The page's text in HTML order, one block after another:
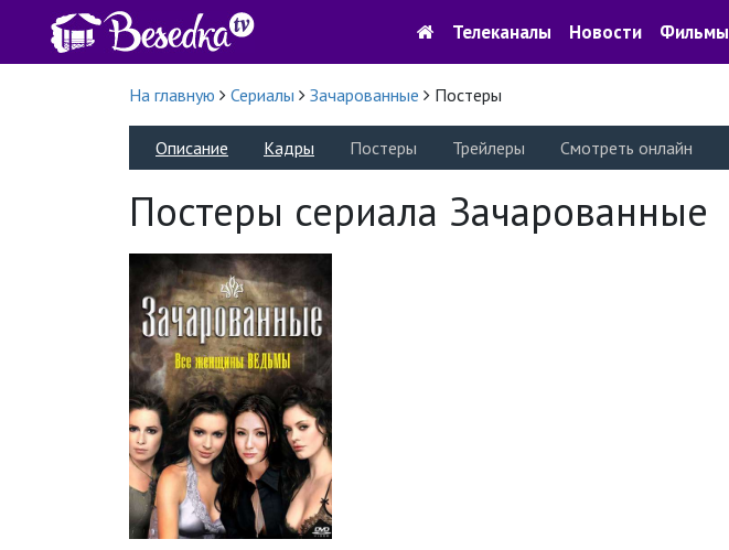
Телеканалы Новости Фильмы
На главную Сериалы Зачарованные Постеры
Описание Кадры Постеры Трейлеры Смотреть онлайн
Постеры сериала Зачарованные